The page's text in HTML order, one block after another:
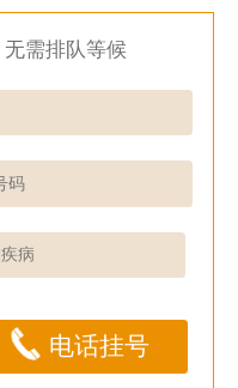
需排队等候
电话挂号